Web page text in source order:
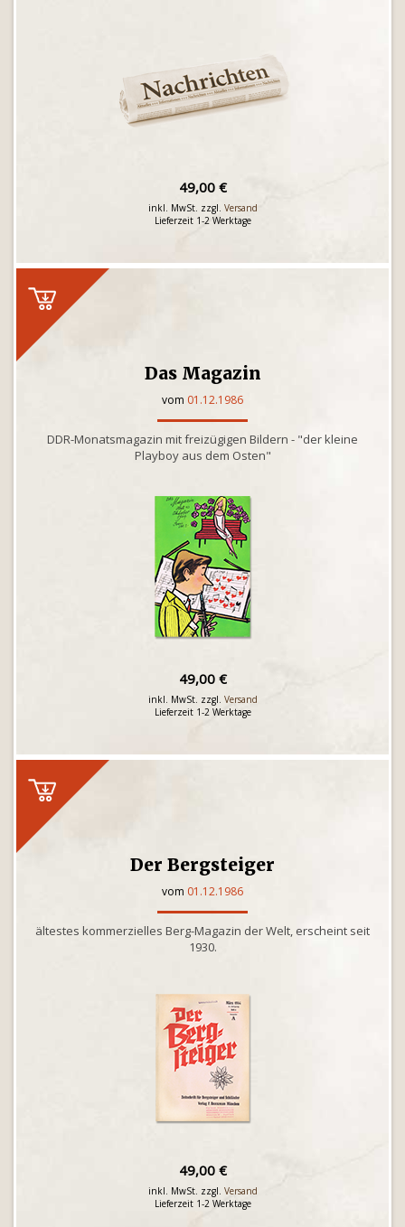
49,00 €
inkl. MwSt. zzgl. Versand
Lieferzeit 1-2 Werktage
Das Magazin
vom 01.12.1986
DDR-Monatsmagazin mit freizügigen Bildern - "der kleine
Playboy aus dem Osten"
49,00 €
inkl. MwSt. zzgl. Versand
Lieferzeit 1-2 Werktage
Der Bergsteiger
vom 01.12.1986
ältestes kommerzielles Berg-Magazin der Welt, erscheint seit
1930.
49,00 €
inkl. MwSt. zzgl. Versand
Lieferzeit 1-2 Werktage